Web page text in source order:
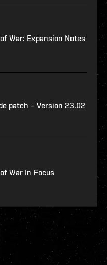
War: Expansion Notes
patch – Version 23.02
War In Focus